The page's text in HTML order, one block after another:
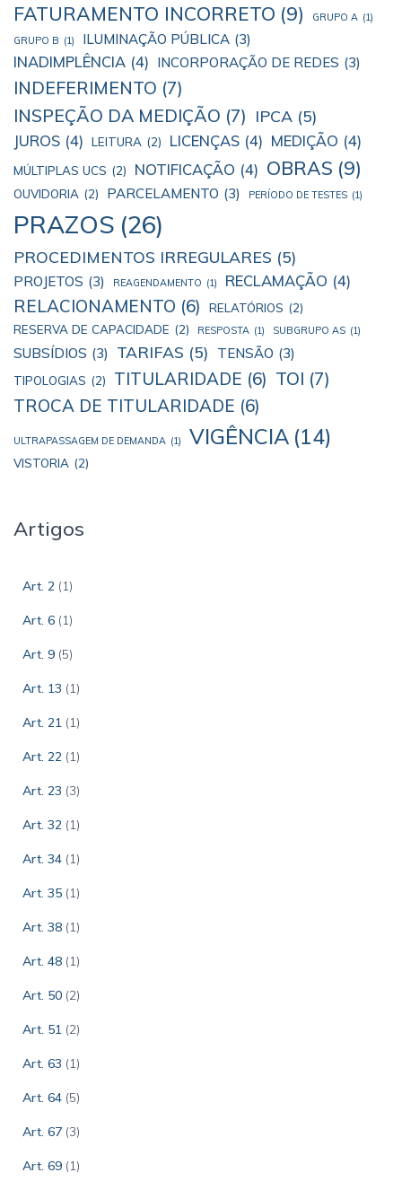
FATURAMENTO INCORRETO (9) GRUPO A (1)
GRUPO B (1) ILUMINAÇÃO PÚBLICA (3)
INADIMPLÊNCIA (4) INCORPORAÇÃO DE REDES (3)
INDEFERIMENTO (7)
INSPEÇÃO DA MEDIÇÃO (7) IPCA (5)
JUROS (4) LEITURA (2) LICENÇAS (4) MEDIÇÃO (4)
MÚLTIPLAS UCS (2) NOTIFICAÇÃO (4) OBRAS (9)
OUVIDORIA (2) PARCELAMENTO (3) PERÍODO DE TESTES (1)
PRAZOS (26)
PROCEDIMENTOS IRREGULARES (5)
PROJETOS (3) REAGENDAMENTO (1) RECLAMAÇÃO (4)
RELACIONAMENTO (6) RELATÓRIOS (2)
RESERVA DE CAPACIDADE (2) RESPOSTA (1) SUBGRUPO AS (1)
SUBSÍDIOS (3) TARIFAS (5) TENSÃO (3)
TIPOLOGIAS (2) TITULARIDADE (6) TOI (7)
TROCA DE TITULARIDADE (6)
ULTRAPASSAGEM DE DEMANDA (1) VIGÊNCIA (14)
VISTORIA (2)
Artigos
Art. 2 (1)
Art. 6 (1)
Art. 9 (5)
Art. 13 (1)
Art. 21 (1)
Art. 22 (1)
Art. 23 (3)
Art. 32 (1)
Art. 34 (1)
Art. 35 (1)
Art. 38 (1)
Art. 48 (1)
Art. 50 (2)
Art. 51 (2)
Art. 63 (1)
Art. 64 (5)
Art. 67 (3)
Art. 69 (1)